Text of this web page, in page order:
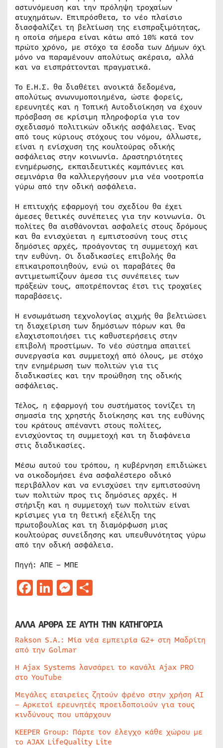
αστυνόμευση και την πρόληψη τροχαίων
ατυχημάτων. Επιπρόσθετα, το νέο πλαίσιο
διασφαλίζει τη βελτίωση της εισπραξιμότητας,
η οποία σήμερα είναι κάτω από 10% κατά τον
πρώτο χρόνο, με στόχο τα έσοδα των Δήμων όχι
μόνο να παραμένουν απολύτως ακέραια, αλλά
και να εισπράττονται πραγματικά.
Το Ε.Η.Σ. θα διαθέτει ανοικτά δεδομένα,
απολύτως ανωνυμοποιημένα, ώστε φορείς,
ερευνητές και η Τοπική Αυτοδιοίκηση να έχουν
πρόσβαση σε κρίσιμη πληροφορία για τον
σχεδιασμό πολιτικών οδικής ασφάλειας. Ένας
από τους κύριους στόχους του νόμου, άλλωστε,
είναι η ενίσχυση της κουλτούρας οδικής
ασφάλειας στην κοινωνία. Δραστηριότητες
ενημέρωσης, εκπαιδευτικές καμπάνιες και
σεμινάρια θα καλλιεργήσουν μια νέα νοοτροπία
γύρω από την οδική ασφάλεια.
Η επιτυχής εφαρμογή του σχεδίου θα έχει
άμεσες θετικές συνέπειες για την κοινωνία. Οι
πολίτες θα αισθάνονται ασφαλείς στους δρόμους
και θα ενισχύεται η εμπιστοσύνη τους στις
δημόσιες αρχές, προάγοντας τη συμμετοχή και
την ευθύνη. Οι διαδικασίες επιβολής θα
επικαιροποιηθούν, ενώ οι παραβάτες θα
αντιμετωπίζουν άμεσα τις συνέπειες των
πράξεών τους, αποτρέποντας έτσι τις τροχαίες
παραβάσεις.
Η ενσωμάτωση τεχνολογίας αιχμής θα βελτιώσει
τη διαχείριση των δημόσιων πόρων και θα
ελαχιστοποιήσει τις καθυστερήσεις στην
επιβολή προστίμων. Το νέο σύστημα απαιτεί
συνεργασία και συμμετοχή από όλους, με στόχο
την ενημέρωση των πολιτών για τις
διαδικασίες και την προώθηση της οδικής
ασφάλειας.
Τέλος, η εφαρμογή του συστήματος τονίζει τη
σημασία της χρηστής διοίκησης και της ευθύνης
του κράτους απέναντι στους πολίτες,
ενισχύοντας τη συμμετοχή και τη διαφάνεια
στις διαδικασίες.
Μέσω αυτού του τρόπου, η κυβέρνηση επιδιώκει
να οικοδομήσει ένα ασφαλέστερο οδικό
περιβάλλον και να ενισχύσει την εμπιστοσύνη
των πολιτών προς τις δημόσιες αρχές. Η
στήριξη και η συμμετοχή των πολιτών είναι
κρίσιμες για τη θετική εξέλιξη της
πρωτοβουλίας και τη διαμόρφωση μιας
κουλτούρας συνείδησης και υπευθυνότητας γύρω
από την οδική ασφάλεια.
Πηγή: ΑΠΕ – ΜΠΕ
Facebook
LinkedIn
Messenger
ΑΛΛΑ ΑΡΘΡΑ ΣΕ ΑΥΤΗ ΤΗΝ ΚΑΤΗΓΟΡΙΑ
Rakson S.A.: Μία νέα εμπειρία G2+ στη Μαδρίτη
από την Golmar
Η Ajax Systems λανσάρει το κανάλι Ajax PRO
στο YouTube
Μεγάλες εταιρείες ζητούν φρένο στην χρήση AI
– Αρκετοί ερευνητές προειδοποιούν για τους
κινδύνους που υπάρχουν
KEEPER Group: Πάρτε τον έλεγχο κάθε χώρου με
το AJAX LifeQuality Lite